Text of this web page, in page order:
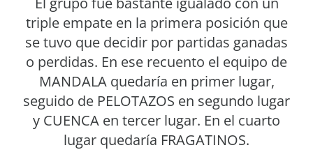
triple empate en la primera posición que
se tuvo que decidir por partidas ganadas
o perdidas. En ese recuento el equipo de
MANDALA quedaría en primer lugar,
seguido de PELOTAZOS en segundo lugar
y CUENCA en tercer lugar. En el cuarto
lugar quedaría FRAGATINOS.